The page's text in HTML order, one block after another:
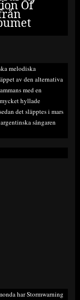
Of
melodiska
av den alternativa
med en
hyllade
det släpptes i mars
sångaren
har Stormwarning